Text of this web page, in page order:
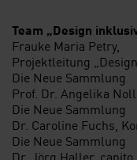
Team „Design
Frauke Maria Petry,
Projektleitung
Die Neue Sammlung
Prof. Dr. Angelika
Die Neue Sammlung
Dr. Caroline Fuchs,
Die Neue Sammlung
Dr. Jörg Haller, capito